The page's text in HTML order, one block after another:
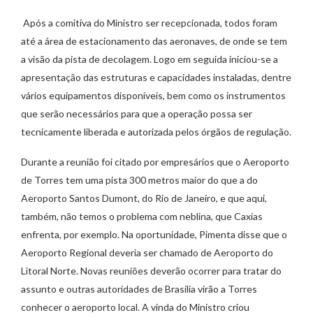
Após a comitiva do Ministro ser recepcionada, todos foram
até a área de estacionamento das aeronaves, de onde se tem
a visão da pista de decolagem. Logo em seguida iniciou-se a
apresentação das estruturas e capacidades instaladas, dentre
vários equipamentos disponíveis, bem como os instrumentos
que serão necessários para que a operação possa ser
tecnicamente liberada e autorizada pelos órgãos de regulação.
Durante a reunião foi citado por empresários que o Aeroporto
de Torres tem uma pista 300 metros maior do que a do
Aeroporto Santos Dumont, do Rio de Janeiro, e que aqui,
também, não temos o problema com neblina, que Caxias
enfrenta, por exemplo. Na oportunidade, Pimenta disse que o
Aeroporto Regional deveria ser chamado de Aeroporto do
Litoral Norte. Novas reuniões deverão ocorrer para tratar do
assunto e outras autoridades de Brasília virão a Torres
conhecer o aeroporto local. A vinda do Ministro criou